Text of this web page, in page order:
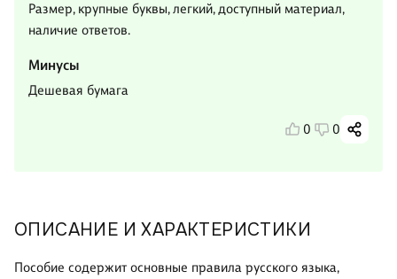
ОПИСАНИЕ И ХАРАКТЕРИСТИКИ
Пособие содержит основные правила русского языка,
Размер, крупные буквы, легкий, доступный материал,
наличие ответов.
Минусы
Дешевая бумага
0 0